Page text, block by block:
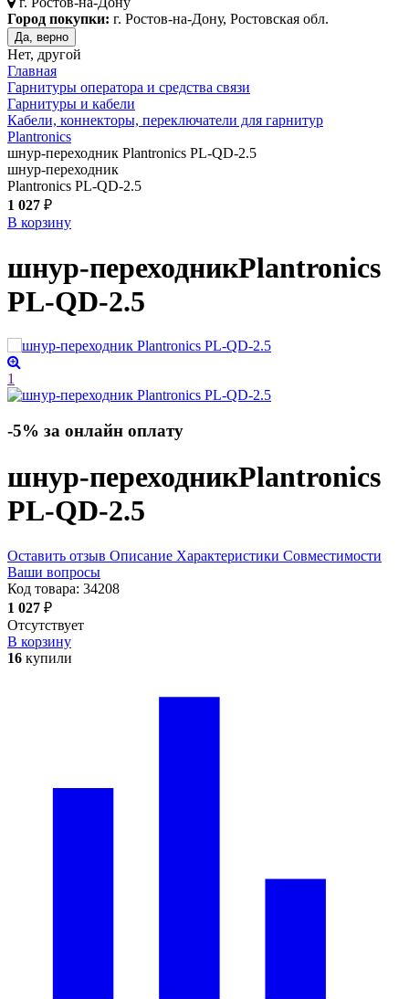
Город покупки: г. Ростов-на-Дону, Ростовская обл.
Да, верно
Нет, другой
Главная
Гарнитуры оператора и средства связи
Гарнитуры и кабели
Кабели, коннекторы, переключатели для гарнитур
Plantronics
шнур-переходник Plantronics PL-QD-2.5
шнур-переходник
Plantronics PL-QD-2.5
1 027 ₽
В корзину
шнур-переходникPlantronics
PL-QD-2.5
1
-5% за онлайн оплату
шнур-переходникPlantronics
PL-QD-2.5
Оставить отзыв Описание Характеристики Совместимости
Ваши вопросы
Код товара: 34208
1 027 ₽
Отсутствует
В корзину
16 купили